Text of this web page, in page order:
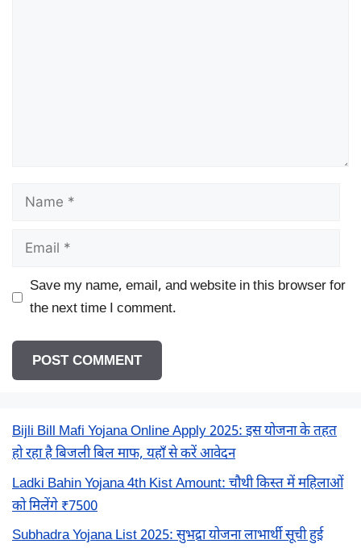
Name
Email
Save my name, email, and website in this browser for
the next time I comment.
Bijli Bill Mafi Yojana Online Apply 2025: इस योजना के तहत
हो रहा है बिजली बिल माफ, यहाँ से करें आवेदन
Ladki Bahin Yojana 4th Kist Amount: चौथी किस्त में महिलाओं
को मिलेंगे ₹7500
Subhadra Yojana List 2025: सुभद्रा योजना लाभार्थी सूची हुई